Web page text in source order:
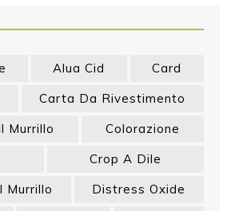
Alua Cid
Card
Carta Da Rivestimento
Murrillo
Colorazione
Crop A Dile
Murrillo
Distress Oxide